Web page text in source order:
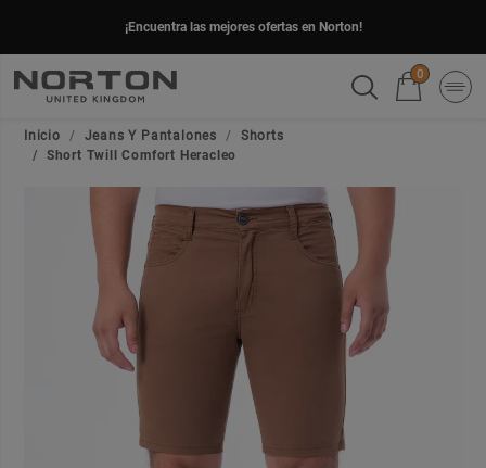
¡Encuentra las mejores ofertas en Norton!
0
Inicio Jeans Y Pantalones
Shorts
Short Twill Comfort Heracleo